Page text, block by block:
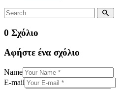
0 Σχόλιο
Αφήστε ένα σχόλιο
Name
E-mail